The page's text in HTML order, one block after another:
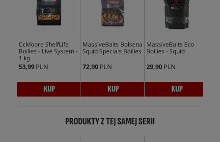
CcMoore ShelfLife
Boilies - Live System -
1 kg
53,99 PLN
KUP
MassiveBaits Bolsena
Squid Specials Boilies
72,90 PLN
KUP
MassiveBaits Eco
Boilies - Squid
29,90 PLN
KUP
PRODUKTY Z TEJ SAMEJ SERII